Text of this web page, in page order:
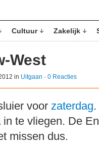
Cultuur Zakelijk
West
in Uitgaan · 0 Reacties
voor zaterdag
te vliegen. De
missen dus.